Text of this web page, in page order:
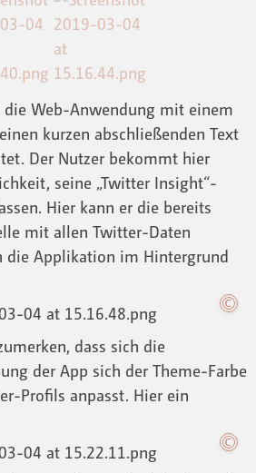
die Web-Anwendung mit einem
kurzen abschließenden Text
Der Nutzer bekommt hier
seine „Twitter Insight“-
Hier kann er die bereits
mit allen Twitter-Daten
die Applikation im Hintergrund
dass sich die
der App sich der Theme-Farbe
Profils anpasst. Hier ein